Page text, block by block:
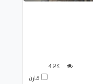
قارن